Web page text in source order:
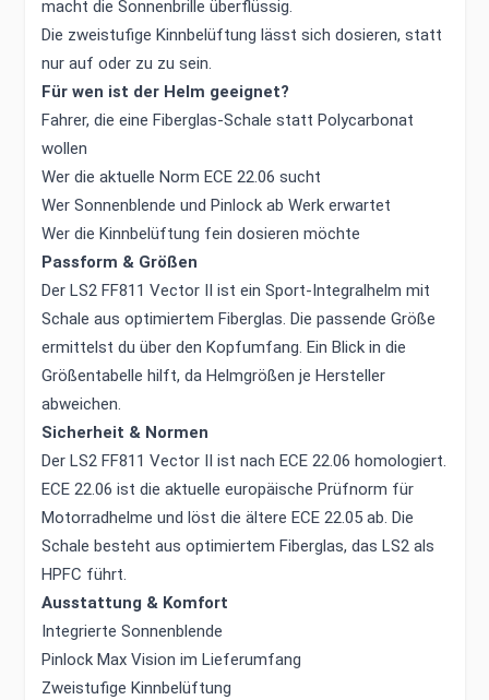
macht die Sonnenbrille überflüssig.
Die zweistufige Kinnbelüftung lässt sich dosieren, statt
nur auf oder zu zu sein.
Für wen ist der Helm geeignet?
Fahrer, die eine Fiberglas-Schale statt Polycarbonat
wollen
Wer die aktuelle Norm ECE 22.06 sucht
Wer Sonnenblende und Pinlock ab Werk erwartet
Wer die Kinnbelüftung fein dosieren möchte
Passform & Größen
Der LS2 FF811 Vector II ist ein Sport-Integralhelm mit
Schale aus optimiertem Fiberglas. Die passende Größe
ermittelst du über den Kopfumfang. Ein Blick in die
Größentabelle hilft, da Helmgrößen je Hersteller
abweichen.
Sicherheit & Normen
Der LS2 FF811 Vector II ist nach ECE 22.06 homologiert.
ECE 22.06 ist die aktuelle europäische Prüfnorm für
Motorradhelme und löst die ältere ECE 22.05 ab. Die
Schale besteht aus optimiertem Fiberglas, das LS2 als
HPFC führt.
Ausstattung & Komfort
Integrierte Sonnenblende
Pinlock Max Vision im Lieferumfang
Zweistufige Kinnbelüftung